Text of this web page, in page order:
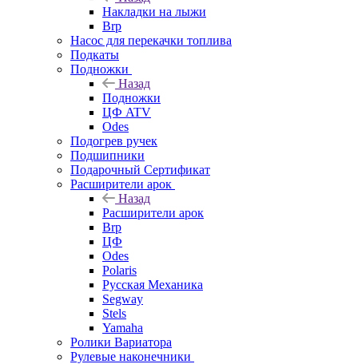
Накладки на лыжи
Brp
Насос для перекачки топлива
Подкаты
Подножки
Назад
Подножки
ЦФ ATV
Odes
Подогрев ручек
Подшипники
Подарочный Сертификат
Расширители арок
Назад
Расширители арок
Brp
ЦФ
Odes
Polaris
Русская Механика
Segway
Stels
Yamaha
Ролики Вариатора
Рулевые наконечники